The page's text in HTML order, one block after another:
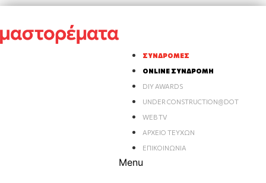
ΣΥΝΔΡΟΜΈΣ
ONLINE ΣΥΝΔΡΟΜΉ
DIY AWARDS
UNDER CONSTRUCTION@DOT
WEB TV
ΑΡΧΕΊΟ ΤΕΥΧΏΝ
ΕΠΙΚΟΙΝΩΝΊΑ
Menu